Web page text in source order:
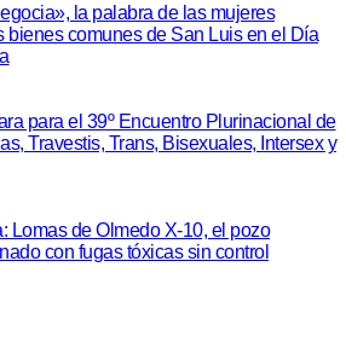
la palabra de las mujeres
bienes comunes de San Luis en el Día
para el 39º Encuentro Plurinacional de
Travestis, Trans, Bisexuales, Intersex y
Lomas de Olmedo X-10, el pozo
con fugas tóxicas sin control